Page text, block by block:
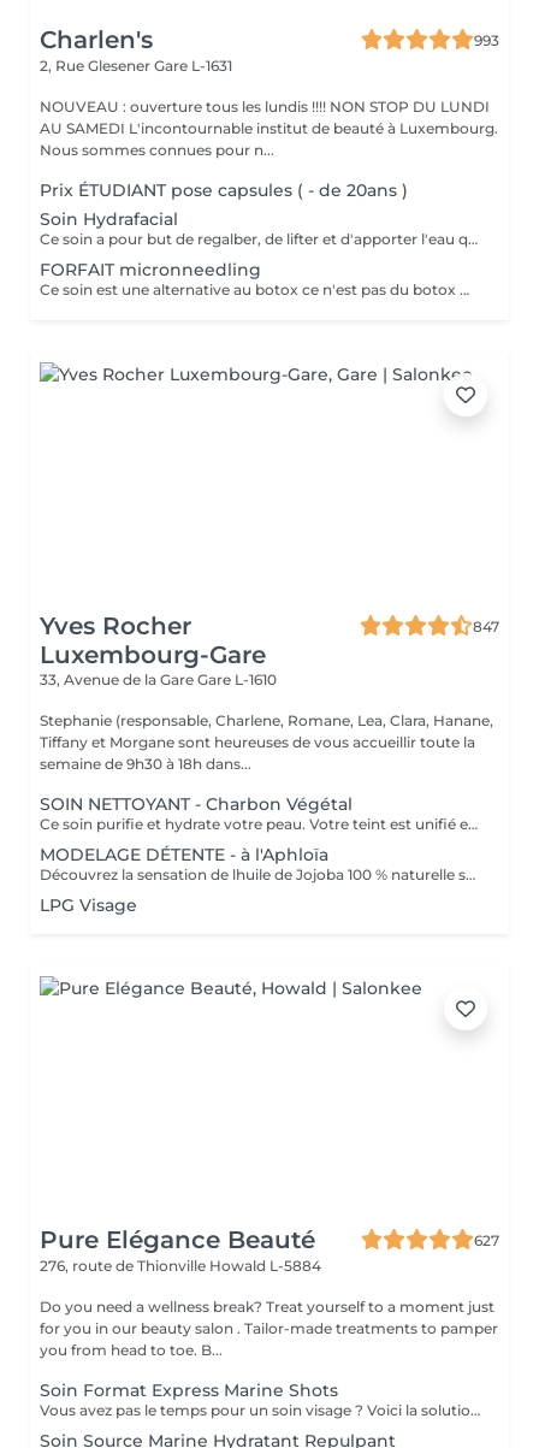
Charlen's
993
2, Rue Glesener Gare L-1631
NOUVEAU : ouverture tous les lundis !!!! NON STOP DU LUNDI
AU SAMEDI L'incontournable institut de beauté à Luxembourg.
Nous sommes connues pour n...
Prix ÉTUDIANT pose capsules ( - de 20ans )
Soin Hydrafacial
Ce soin a pour but de regalber, de lifter et d'apporter l'eau que la peau a besoin ! Chez nous, Ce soin est combiné avec la dermabrasion pour avoir de vrais résultats ! Il dure 1h30 N'hésitez pas à nous demander conseil à l'institut nous sommes à votre disposition :)
FORFAIT micronneedling
Ce soin est une alternative au botox ce n'est pas du botox mais les résultats sont incroyable votre peau est véritablement lissée ! un substrat de la toxine botulique. Agissant sur la contraction des muscles du visage, c'est une alternative connue au BOTOX
Yves Rocher
Luxembourg-Gare
847
33, Avenue de la Gare Gare L-1610
Stephanie (responsable, Charlene, Romane, Lea, Clara, Hanane,
Tiffany et Morgane sont heureuses de vous accueillir toute la
semaine de 9h30 à 18h dans...
SOIN NETTOYANT - Charbon Végétal
Ce soin purifie et hydrate votre peau. Votre teint est unifié et lumineux, grâce à l' alliance du Charbon Végétal et de l'édulis
MODELAGE DÉTENTE - à l'Aphloïa
Découvrez la sensation de lhuile de Jojoba 100 % naturelle sur votre peau. Nourrie, votre peau retrouve tout son confort. Libéré de ses tensions grâce aux mains habiles de notre esthéticienne, votre visage est détendu. Bénéfices : Nourrie, votre peau retrouve tout son confort.
LPG Visage
Pure Elégance Beauté
627
276, route de Thionville Howald L-5884
Do you need a wellness break? Treat yourself to a moment just
for you in our beauty salon . Tailor-made treatments to pamper
you from head to toe. B...
Soin Format Express Marine Shots
Vous avez pas le temps pour un soin visage ? Voici la solution un soin express de 30 minutes.
Soin Source Marine Hydratant Repulpant